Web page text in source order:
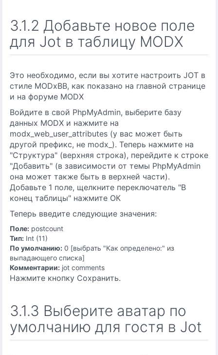
3.1.2 Добавьте новое поле
для Jot в таблицу MODX
Это необходимо, если вы хотите настроить JOT в
стиле MODxBB, как показано на главной странице
и на форуме MODX
Войдите в свой ​​PhpMyAdmin, выберите базу
данных MODX и нажмите на
modx_web_user_attributes (у вас может быть
другой префикс, не modx_). Теперь нажмите на
"Структура" (верхняя строка), перейдите к строке
"Добавить" (в зависимости от темы PhpMyAdmin
она может также быть в верхней части).
Добавьте 1 поле, щелкните переключатель "В
конец таблицы" нажмите ОК
Теперь введите следующие значения:
Поле: postcount
Тип: Int (11)
По умолчанию: 0 [выбрать "Как определено:" из
выпадающего списка]
Комментарии: jot comments
Нажмите кнопку Сохранить.
3.1.3 Выберите аватар по
умолчанию для гостя в Jot